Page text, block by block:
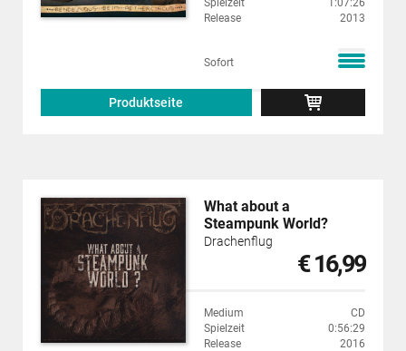
Spielzeit
1:07:26
Release
2013
Sofort
Produktseite
What about a
Steampunk World?
Drachenflug
€ 16,99
Medium
CD
Spielzeit
0:56:29
Release
2016